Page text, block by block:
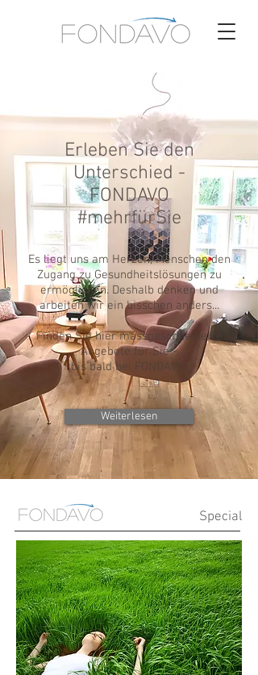
Erleben Sie den
Unterschied -
FONDAVO
#mehrfürSie
Es liegt uns am Herzen, Menschen den
Zugang zu Gesundheitslösungen zu
ermöglichen. Deshalb denken und
arbeiten wir ein bisschen anders...
Finden Sie hier massgeschneiderte
Angebote für Sie -
bis bald bei FONDAVO!
Weiterlesen
Special